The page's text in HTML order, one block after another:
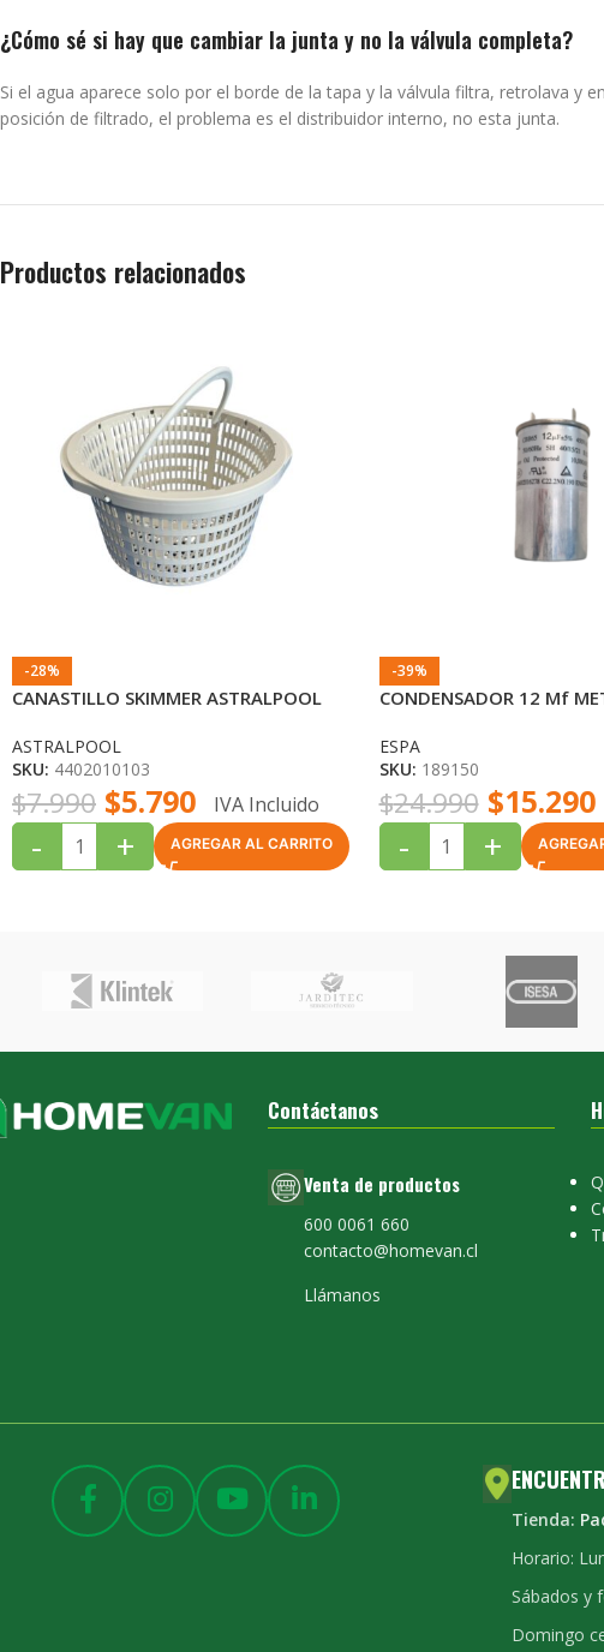
¿Cómo sé si hay que cambiar la junta y no la válvula completa?
Si el agua aparece solo por el borde de la tapa y la válvula filtra, retrolava y
posición de filtrado, el problema es el distribuidor interno, no esta junta.
Productos relacionados
-28%
CANASTILLO SKIMMER ASTRALPOOL
ASTRALPOOL
SKU: 4402010103
$7.990 $5.790 IVA Incluido
- + AGREGAR AL CARRITO
-39%
CONDENSADOR 12 Mf
ESPA
SKU: 189150
$24.990 $15.290
- +
Contáctanos
Venta de productos
600 0061 660
contacto@homevan.cl
Llámanos
Tienda:
Horario:
Sábados y
Domingo